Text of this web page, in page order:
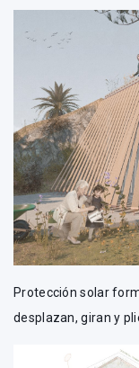
Protección solar
desplazan, giran y